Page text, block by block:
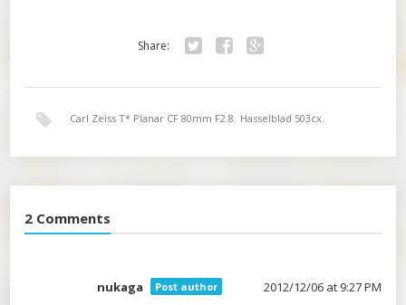
Share:
Carl Zeiss T* Planar CF 80mm F2.8, Hasselblad 503cx,
2 Comments
nukaga Post author 2012/12/06 at 9:27 PM